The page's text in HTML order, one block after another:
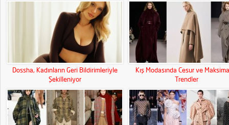
Dossha, Kadınların Geri Bildirimleriyle
Şekilleniyor
Kış Modasında Cesur ve
Trendler